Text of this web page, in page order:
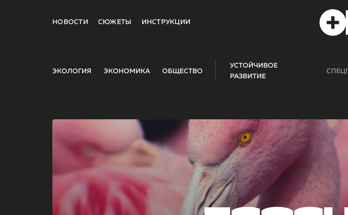
НОВОСТИ СЮЖЕТЫ ИНСТРУКЦИИ
ЭКОЛОГИЯ ЭКОНОМИКА ОБЩЕСТВО
УСТОЙЧИВОЕ
РАЗВИТИЕ